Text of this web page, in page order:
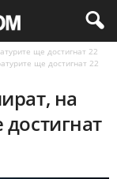
ще достигнат 22
ще достигнат 22
на